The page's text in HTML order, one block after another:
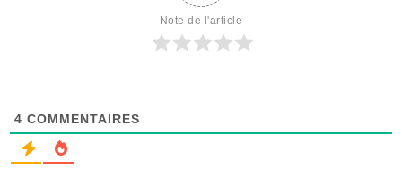
Note de l'article
4 COMMENTAIRES